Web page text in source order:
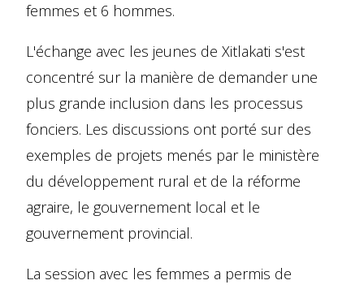
femmes et 6 hommes.
L'échange avec les jeunes de Xitlakati s'est
concentré sur la manière de demander une
plus grande inclusion dans les processus
fonciers. Les discussions ont porté sur des
exemples de projets menés par le ministère
du développement rural et de la réforme
agraire, le gouvernement local et le
gouvernement provincial.
La session avec les femmes a permis de